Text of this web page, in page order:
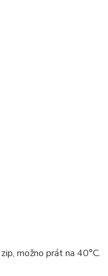
možno prát na 40°C.